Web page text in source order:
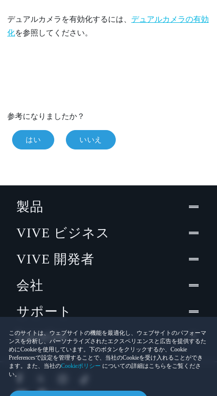
デュアルカメラを有効化するには、 デュアルカメラの有効
化を参照してください。
参考になりましたか？
はい いいえ
このサイトは、ウェブサイトの機能を最適化し、ウェブサイトのパフォーマ
ンスを分析し、パーソナライズされたエクスペリエンスと広告を提供するた
めにCookieを使用しています。下のボタンをクリックするか、Cookie
Preferencesで設定を管理することで、当社のCookieを受け入れることができ
ます。また、当社のCookieポリシー についての詳細はこちらをご覧くださ
い。
製品
VIVE ビジネス
VIVE 開発者
会社
サポート
Location